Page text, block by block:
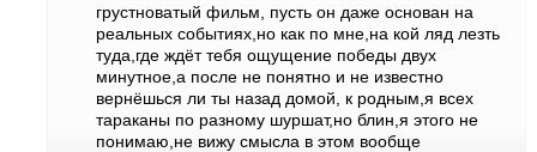
грустноватый фильм, пусть он даже основан на
реальных событиях,но как по мне,на кой ляд лезть
туда,где ждёт тебя ощущение победы двух
минутное,а после не понятно и не известно
вернёшься ли ты назад домой, к родным,я всех
тараканы по разному шуршат,но блин,я этого не
понимаю,не вижу смысла в этом вообще